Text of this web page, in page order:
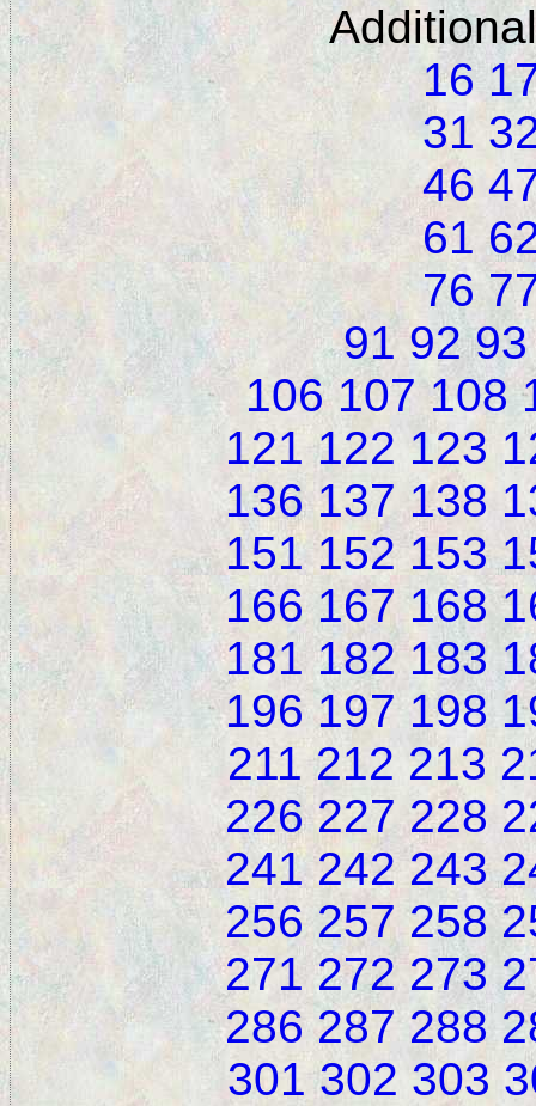
16
31
46
61
76
91 92 93
106 107 108
121 122 123
136 137 138
151 152 153
166 167 168
181 182 183
196 197 198
211 212 213
226 227 228
241 242 243
256 257 258
271 272 273
286 287 288
301 302 303